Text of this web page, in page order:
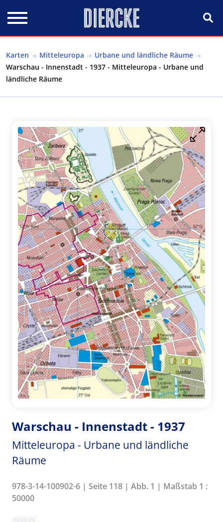
Karten Mitteleuropa
Urbane und ländliche Räume
Warschau - Innenstadt - 1937 - Mitteleuropa - Urbane und
ländliche Räume
Warschau - Innenstadt - 1937
Mitteleuropa - Urbane und ländliche
Räume
978-3-14-100902-6 | Seite 118 | Abb. 1 | Maßstab 1 :
50000